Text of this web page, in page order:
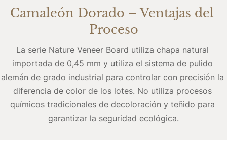
Camaleón Dorado – Ventajas del
Proceso
La serie Nature Veneer Board utiliza chapa natural
importada de 0,45 mm y utiliza el sistema de pulido
alemán de grado industrial para controlar con precisión la
diferencia de color de los lotes. No utiliza procesos
químicos tradicionales de decoloración y teñido para
garantizar la seguridad ecológica.